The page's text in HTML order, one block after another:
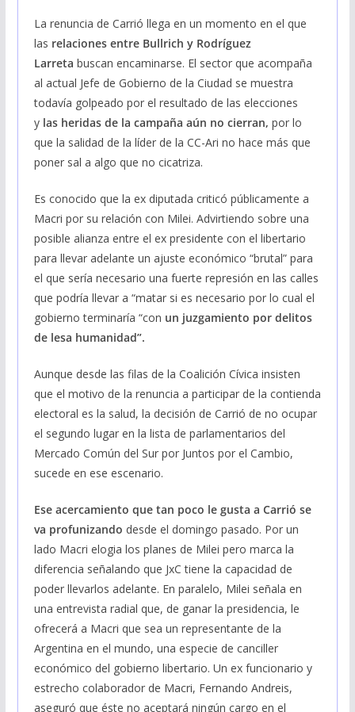
La renuncia de Carrió llega en un momento en el que
las relaciones entre Bullrich y Rodríguez
Larreta buscan encaminarse. El sector que acompaña
al actual Jefe de Gobierno de la Ciudad se muestra
todavía golpeado por el resultado de las elecciones
y las heridas de la campaña aún no cierran, por lo
que la salidad de la líder de la CC-Ari no hace más que
poner sal a algo que no cicatriza.
Es conocido que la ex diputada criticó públicamente a
Macri por su relación con Milei. Advirtiendo sobre una
posible alianza entre el ex presidente con el libertario
para llevar adelante un ajuste económico “brutal” para
el que sería necesario una fuerte represión en las calles
que podría llevar a “matar si es necesario por lo cual el
gobierno terminaría “con un juzgamiento por delitos
de lesa humanidad”.
Aunque desde las filas de la Coalición Cívica insisten
que el motivo de la renuncia a participar de la contienda
electoral es la salud, la decisión de Carrió de no ocupar
el segundo lugar en la lista de parlamentarios del
Mercado Común del Sur por Juntos por el Cambio,
sucede en ese escenario.
Ese acercamiento que tan poco le gusta a Carrió se
va profunizando desde el domingo pasado. Por un
lado Macri elogia los planes de Milei pero marca la
diferencia señalando que JxC tiene la capacidad de
poder llevarlos adelante. En paralelo, Milei señala en
una entrevista radial que, de ganar la presidencia, le
ofrecerá a Macri que sea un representante de la
Argentina en el mundo, una especie de canciller
económico del gobierno libertario. Un ex funcionario y
estrecho colaborador de Macri, Fernando Andreis,
aseguró que éste no aceptará ningún cargo en el